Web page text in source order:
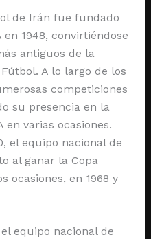
de Irán fue fundado
en 1948, convirtiéndose
antiguos de la
A lo largo de los
competiciones
su presencia en la
en varias ocasiones.
el equipo nacional de
al ganar la Copa
ocasiones, en 1968 y
equipo nacional de